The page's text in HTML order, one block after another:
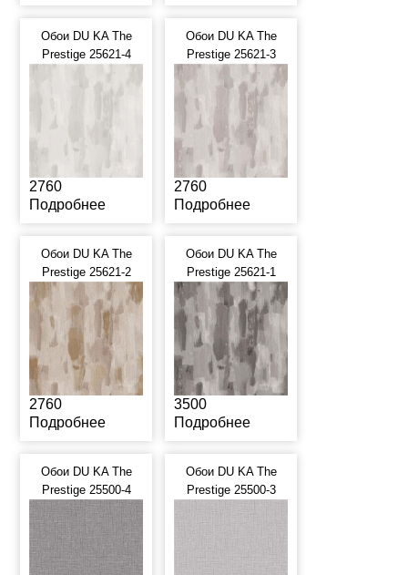
Обои DU KA The
Prestige 25621-4
2760
Подробнее
Обои DU KA The
Prestige 25621-3
2760
Подробнее
Обои DU KA The
Prestige 25621-2
2760
Подробнее
Обои DU KA The
Prestige 25621-1
3500
Подробнее
Обои DU KA The
Prestige 25500-4
Обои DU KA The
Prestige 25500-3